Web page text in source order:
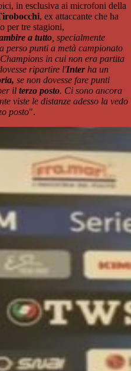
in esclusiva ai microfoni della
, ex attaccante che ha
per tre stagioni,
a tutto , specialmente
perso punti a metà campionato
in cui non era partita
ripartire l'Interha un
se non dovesse fare punti
il terzo posto. Ci sono ancora
viste le distanze adesso la vedo
posto".